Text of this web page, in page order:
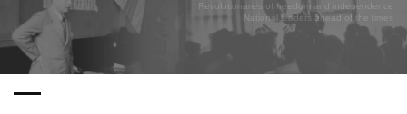
Revolutionaries of freedom and independence
National leaders ahead of the times